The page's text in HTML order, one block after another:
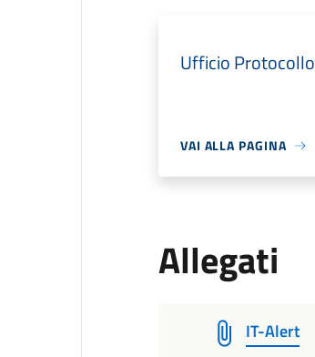
Ufficio Protocollo
VAI ALLA PAGINA
Allegati
IT-Alert